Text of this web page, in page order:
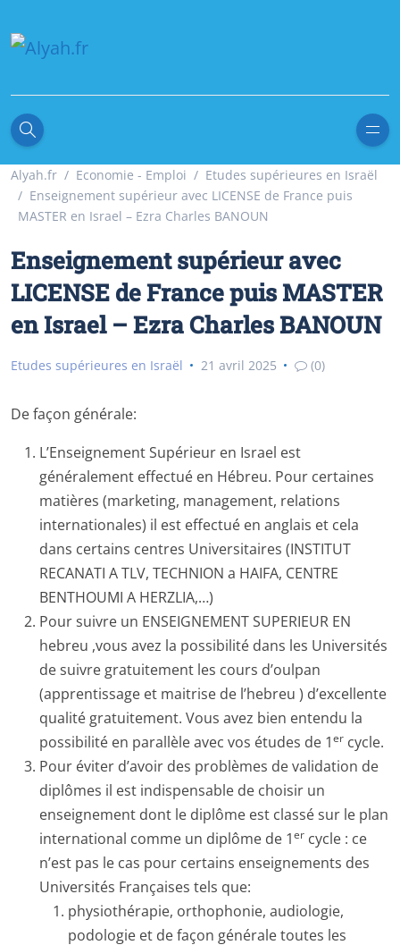
Alyah.fr Economie - Emploi
Etudes supérieures en Israël
Enseignement supérieur avec LICENSE de France puis
MASTER en Israel – Ezra Charles BANOUN
Enseignement supérieur avec
LICENSE de France puis MASTER
en Israel – Ezra Charles BANOUN
Etudes supérieures en Israël 21 avril 2025 (0)
De façon générale:
L’Enseignement Supérieur en Israel est
généralement effectué en Hébreu. Pour certaines
matières (marketing, management, relations
internationales) il est effectué en anglais et cela
dans certains centres Universitaires (INSTITUT
RECANATI A TLV, TECHNION a HAIFA, CENTRE
BENTHOUMI A HERZLIA,…)
Pour suivre un ENSEIGNEMENT SUPERIEUR EN
hebreu ,vous avez la possibilité dans les Universités
de suivre gratuitement les cours d’oulpan
(apprentissage et maitrise de l’hebreu ) d’excellente
qualité gratuitement. Vous avez bien entendu la
possibilité en parallèle avec vos études de 1er cycle.
Pour éviter d’avoir des problèmes de validation de
diplômes il est indispensable de choisir un
enseignement dont le diplôme est classé sur le plan
international comme un diplôme de 1er cycle : ce
n’est pas le cas pour certains enseignements des
Universités Françaises tels que:
physiothérapie, orthophonie, audiologie,
podologie et de façon générale toutes les